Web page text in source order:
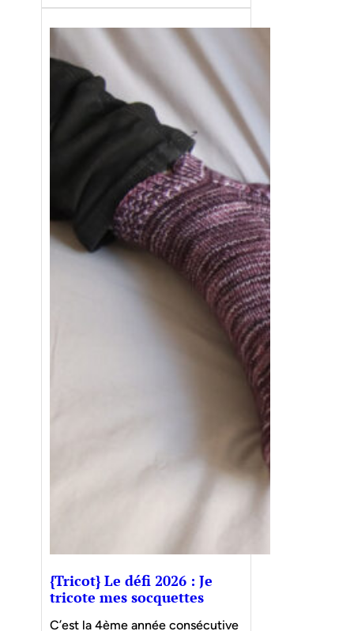
{Tricot} Le défi 2026 : Je
tricote mes socquettes
C’est la 4ème année consécutive